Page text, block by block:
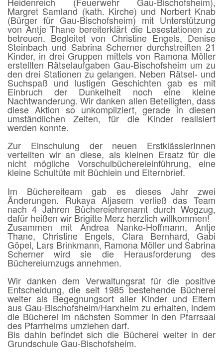
Margret Samland (kath. Kirche) und Norbert Knab
(Bürger für Gau-Bischofsheim) mit Unterstützung
von Antje Thane bereiterklärt die Lesestationen zu
betreuen. Begleitet von Christine Engels, Denise
Steinbach und Sabrina Scherner durchstreiften 21
Kinder, in drei Gruppen mittels von Ramona Möller
erstellten Rätselaufgaben Gau-Bischofsheim um zu
den drei Stationen zu gelangen. Neben Rätsel- und
Suchspaß und lustigen Geschichten gab es mit
Einbruch der Dunkelheit noch eine kleine
Nachtwanderung. Wir danken allen Beteiligten, dass
diese Aktion so unkompliziert, gerade in diesen
umständlichen Zeiten, für die Kinder realisiert
werden konnte.
Zur Einschulung der neuen ErstklässlerInnen
verteilten wir an diese, als kleinen Ersatz für die
nicht mögliche Vorschulbüchereieinführung, eine
kleine Schultüte mit Büchlein und Elternbrief.
Im Büchereiteam gab es dieses Jahr zwei
Änderungen. Rukaya Aljasem verließ das Team
nach 4 Jahren Büchereiehrenamt durch Wegzug,
dafür heißen wir Brigitte Merz herzlich willkommen!
Zusammen mit Andrea Nanke-Hoffmann, Antje
Thane, Christine Engels, Clara Bernhard, Gabi
Göpel, Lars Brinkmann, Ramona Möller und Sabrina
Scherner wird sie die Herausforderung des
Büchereiumzugs annehmen.
Wir danken dem Verwaltungsrat für die positive
Entscheidung, die seit 1985 bestehende Bücherei
weiter als Begegnungsort aller Kinder und Eltern
aus Gau-Bischofsheim/Harxheim zu erhalten, indem
die Bücherei im nächsten Sommer in den Pfarrsaal
des Pfarrheims umziehen darf.
Bis dahin befindet sich die Bücherei weiter in der
Grundschule Gau-Bischofsheim.